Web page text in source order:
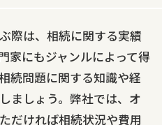
際は、相続に関する実績
家にもジャンルによって得
続問題に関する知識や経
ましょう。弊社では、オ
だければ相続状況や費用